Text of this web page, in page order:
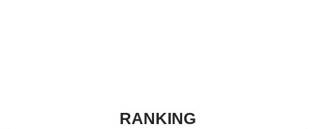
RANKING